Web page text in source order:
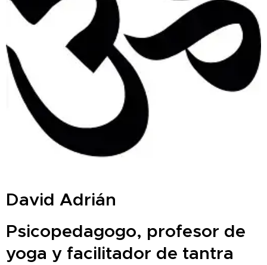
David Adrián
Psicopedagogo, profesor de
yoga y facilitador de tantra